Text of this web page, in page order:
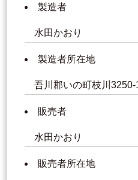
製造者
水田かおり
製造者所在地
吾川郡いの町枝川
販売者
水田かおり
販売者所在地